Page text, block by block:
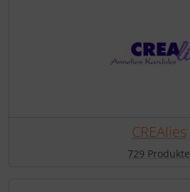
CREAlies
729 Produkte